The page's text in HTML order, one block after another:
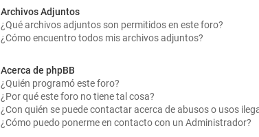
Archivos Adjuntos
¿Qué archivos adjuntos son permitidos en este foro?
¿Cómo encuentro todos mis archivos adjuntos?
Acerca de phpBB
¿Quién programó este foro?
¿Por qué este foro no tiene tal cosa?
¿Con quién se puede contactar acerca de abusos o usos
¿Cómo puedo ponerme en contacto con un Administrador?